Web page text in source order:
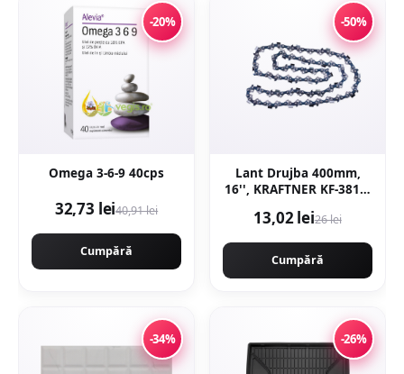
-20%
Omega 3-6-9 40cps
32,73 lei40,91 lei
Cumpără
-50%
Lant Drujba 400mm,
16'', KRAFTNER KF-3817,
0.325 motofierastrau
13,02 lei26 lei
Cumpără
-34% -26%